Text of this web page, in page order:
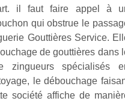
il faut faire appel à
qui obstrue le
Gouttières Service.
de gouttières dans
zingueurs spécialisés
le débouchage
société affiche de